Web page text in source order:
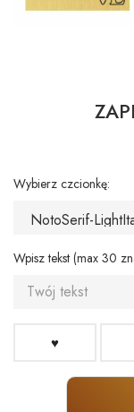
Wybierz czcionkę:
Wpisz tekst (max 30
♥